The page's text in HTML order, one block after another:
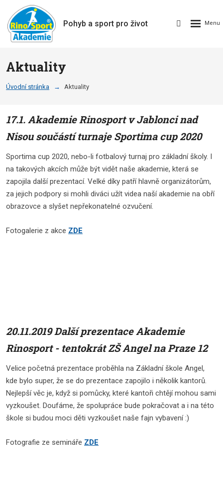
Pohyb a sport pro život
Aktuality
Úvodní stránka Aktuality
17.1. Akademie Rinosport v Jablonci nad
Nisou součástí turnaje Sportima cup 2020
Sportima cup 2020, nebo-li fotbalový turnaj pro základní školy. I
na takových akcích může být vidět naše akademie, která se
zapojila další prezentací. Velké díky patří hlavně organizátorům,
za jejich podpory si mohli diváci užít videa naší akademie na obří
obrazovce a slyšet nepřekonatelné ozvučení.
Fotogalerie z akce ZDE
20.11.2019 Další prezentace Akademie
Rinosport - tentokrát ZŠ Angel na Praze 12
Velice početná prezentace proběhla na Základní škole Angel,
kde bylo super, že se do prezentace zapojilo i několik kantorů.
Nejlepší věc je, když si pomůcky, které kantoři chtějí mohou sami
vyzkoušet. Doufáme, že spolupráce bude pokračovat a i na této
škole si budou moci děti vyzkoušet naše fajn vybavení :)
Fotografie ze semináře ZDE